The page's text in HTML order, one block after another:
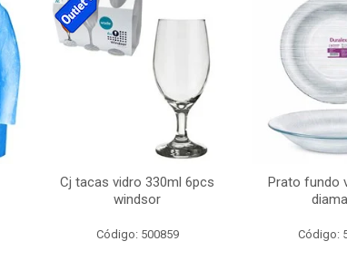
Cj tacas vidro 330ml 6pcs
windsor
Código: 500859
Prato fundo
Código: